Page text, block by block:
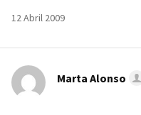
12 Abril 2009
Marta Alonso